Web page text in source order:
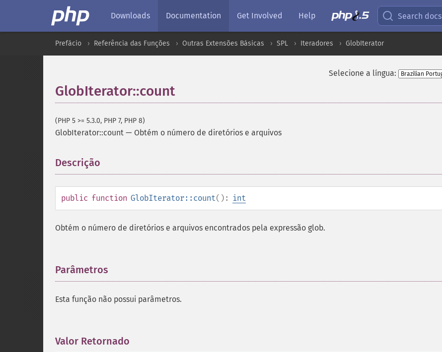
Downloads Documentation Get Involved Help Search docs
Prefácio Referência das Funções Outras Extensões Básicas SPL Iteradores GlobIterator
Selecione a língua:
GlobIterator::count
(PHP 5 >= 5.3.0, PHP 7, PHP 8)
GlobIterator::count — Obtém o número de diretórios e arquivos
Descrição
public function GlobIterator::count(): int
Obtém o número de diretórios e arquivos encontrados pela expressão glob.
Parâmetros
Esta função não possui parâmetros.
Valor Retornado